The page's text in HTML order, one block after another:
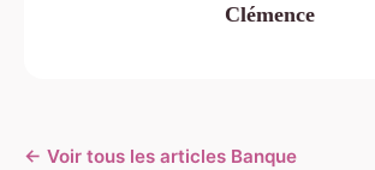
Clémence
← Voir tous les articles Banque